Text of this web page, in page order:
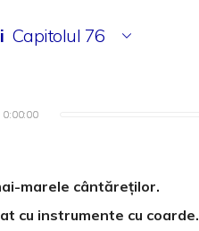
Capitolul 76
0:00:00
0:00:00
marele cântăreţilor.
cu instrumente cu coarde.